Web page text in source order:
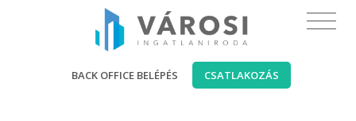
BACK OFFICE BELÉPÉS CSATLAKOZÁS